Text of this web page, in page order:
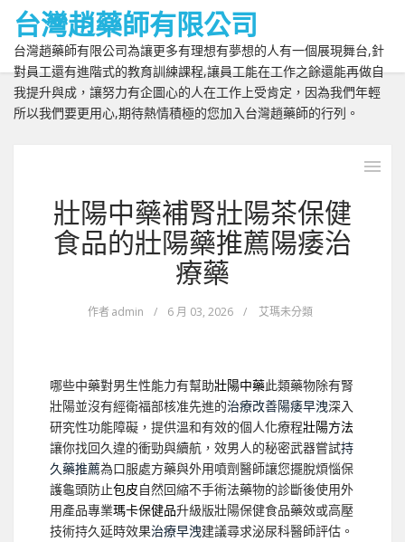
台灣趙藥師有限公司
台灣趙藥師有限公司為讓更多有理想有夢想的人有一個展現舞台,針
對員工還有進階式的教育訓練課程,讓員工能在工作之餘還能再做自
我提升與成，讓努力有企圖心的人在工作上受肯定，因為我們年輕
所以我們要更用心,期待熱情積極的您加入台灣趙藥師的行列。
壯陽中藥補腎壯陽茶保健
食品的壯陽藥推薦陽痿治
療藥
作者admin / 6 月 03, 2026 / 艾瑪未分類
哪些中藥對男生性能力有幫助壯陽中藥此類藥物除有腎
壯陽並沒有經衛福部核准先進的治療改善陽痿早洩深入
研究性功能障礙，提供溫和有效的個人化療程壯陽方法
讓你找回久違的衝勁與續航，效男人的秘密武器嘗試持
久藥推薦為口服處方藥與外用噴劑醫師讓您擺脫煩惱保
護龜頭防止包皮自然回縮不手術法藥物的診斷後使用外
用產品專業瑪卡保健品升級版壯陽保健食品藥效或高壓
技術持久延時效果治療早洩建議尋求泌尿科醫師評估。